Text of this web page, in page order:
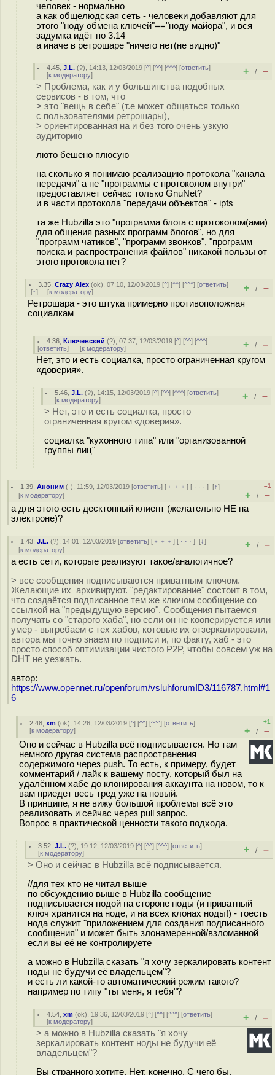
человек - нормально
а как общелюдская сеть - человеки добавляют для
этого "ноду обмена ключей"=="ноду майора", и вся
задумка идёт по 3.14
а иначе в ретрошаре "ничего нет(не видно)"
4.45 ,J.L. (?), 14:13, 12/03/2019 [^] [^^] [^^^] [ответить]
[к модератору] + / –
> Проблема, как и у большинства подобных
сервисов - в том, что
> это "вещь в себе" (т.е может общаться только
с пользователями ретрошары),
> ориентированная на и без того очень узкую
аудиторию
люто бешено плюсую
на сколько я понимаю реализацию протокола "канала
передачи" а не "программы с протоколом внутри"
предоставляет сейчас только GnuNet?
и в части протокола "передачи объектов" - ipfs
та же Hubzilla это "программа блога с протоколом(ами)
для общения разных программ блогов", но для
"программ чатиков", "программ звонков", "программ
поиска и распространения файлов" никакой пользы от
этого протокола нет?
3.35 ,Crazy Alex (ok), 07:10, 12/03/2019 [^] [^^] [^^^] [ответить]
[↑] [к модератору] + / –
Ретрошара - это штука примерно противоположная
социалкам
4.36 ,Ключевский (?), 07:37, 12/03/2019 [^] [^^] [^^^]
[ответить] [к модератору] + / –
Нет, это и есть социалка, просто ограниченная кругом
«доверия».
5.46 ,J.L. (?), 14:15, 12/03/2019 [^] [^^] [^^^] [ответить]
[к модератору] + / –
> Нет, это и есть социалка, просто
ограниченная кругом «доверия».
социалка "кухонного типа" или "организованной
группы лиц"
1.39 ,Аноним (-), 11:59, 12/03/2019 [ответить] [ ﹢﹢﹢] [ · · ·][↑]
[к модератору]
–1
+ / –
а для этого есть десктопный клиент (желательно НЕ на
электроне)?
1.43 ,J.L. (?), 14:01, 12/03/2019 [ответить] [ ﹢﹢﹢] [ · · ·][↓]
[к модератору] + / –
а есть сети, которые реализуют такое/аналогичное?
> все сообщения подписываются приватным ключом.
Желающие их архивируют. "редактирование" состоит в том,
что создаётся подписанное тем же ключом сообщение со
ссылкой на "предыдущую версию". Сообщения пытаемся
получать со "старого хаба", но если он не кооперируется или
умер - выгребаем с тех хабов, котовые их отзеркалировали,
автора мы точно знаем по подписи и, по факту, хаб - это
просто способ оптимизации чистого P2P, чтобы совсем уж на
DHT не уезжать.
автор:
https://www.opennet.ru/openforum/vsluhforumID3/116787.html#1
6
2.48 ,xm (ok), 14:26, 12/03/2019 [^] [^^] [^^^] [ответить]
[к модератору]
+1
+ / –
Оно и сейчас в Hubzilla всё подписывается. Но там
немного другая система распространения
содержимого через push. То есть, к примеру, будет
комментарий / лайк к вашему посту, который был на
удалённом хабе до клонирования аккаунта на новом, то к
вам приедет весь тред уже на новый.
В принципе, я не вижу большой проблемы всё это
реализовать и сейчас через pull запрос.
Вопрос в практической ценности такого подхода.
3.52 ,J.L. (?), 19:12, 12/03/2019 [^] [^^] [^^^] [ответить]
[к модератору] + / –
> Оно и сейчас в Hubzilla всё подписывается.
//для тех кто не читал выше
по обсуждению выше в Hubzilla сообщение
подписывается нодой на стороне ноды (и приватный
ключ хранится на ноде, и на всех клонах ноды!) - тоесть
нода служит "приложением для создания подписанного
сообщения" и может быть злонамеренной/взломанной
если вы её не контролируете
а можно в Hubzilla сказать "я хочу зеркалировать контент
ноды не будучи её владельцем"?
и есть ли какой-то автоматический режим такого?
например по типу "ты меня, я тебя"?
4.54 ,xm (ok), 19:36, 12/03/2019 [^] [^^] [^^^] [ответить]
[к модератору] + / –
> а можно в Hubzilla сказать "я хочу
зеркалировать контент ноды не будучи её
владельцем"?
Вы странного хотите. Нет, конечно. С чего бы,